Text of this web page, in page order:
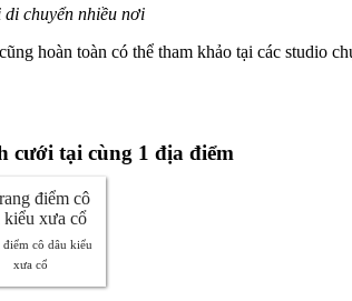
chuyển nhiều nơi
hoàn toàn có thể tham khảo tại các studio
cưới tại cùng 1 địa điểm
điểm cô dâu kiểu
xưa cổ